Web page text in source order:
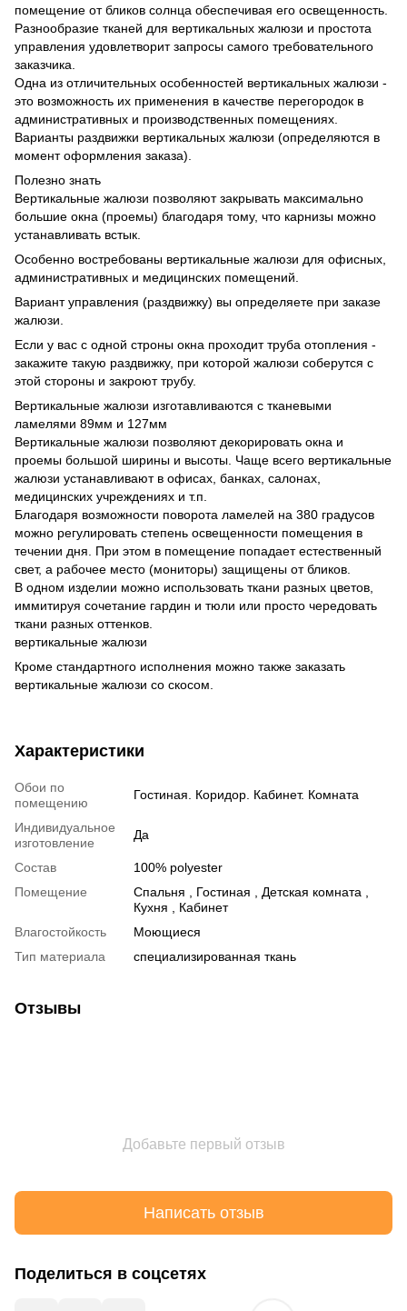
помещение от бликов солнца обеспечивая его освещенность.
Разнообразие тканей для вертикальных жалюзи и простота
управления удовлетворит запросы самого требовательного
заказчика.
Одна из отличительных особенностей вертикальных жалюзи -
это возможность их применения в качестве перегородок в
административных и производственных помещениях.
Варианты раздвижки вертикальных жалюзи (определяются в
момент оформления заказа).
Полезно знать
Вертикальные жалюзи позволяют закрывать максимально
большие окна (проемы) благодаря тому, что карнизы можно
устанавливать встык.
Особенно востребованы вертикальные жалюзи для офисных,
административных и медицинских помещений.
Вариант управления (раздвижку) вы определяете при заказе
жалюзи.
Если у вас с одной строны окна проходит труба отопления -
закажите такую раздвижку, при которой жалюзи соберутся с
этой стороны и закроют трубу.
Вертикальные жалюзи изготавливаются с тканевыми
ламелями 89мм и 127мм
Вертикальные жалюзи позволяют декорировать окна и
проемы большой ширины и высоты. Чаще всего вертикальные
жалюзи устанавливают в офисах, банках, салонах,
медицинских учреждениях и т.п.
Благодаря возможности поворота ламелей на 380 градусов
можно регулировать степень освещенности помещения в
течении дня. При этом в помещение попадает естественный
свет, а рабочее место (мониторы) защищены от бликов.
В одном изделии можно использовать ткани разных цветов,
иммитируя сочетание гардин и тюли или просто чередовать
ткани разных оттенков.
вертикальные жалюзи
Кроме стандартного исполнения можно также заказать
вертикальные жалюзи со скосом.
Характеристики
Обои по
помещению
Гостиная. Коридор. Кабинет. Комната
Индивидуальное
изготовление
Да
Состав
100% polyester
Помещение
Спальня , Гостиная , Детская комната ,
Кухня , Кабинет
Влагостойкость
Моющиеся
Тип материала
специализированная ткань
Отзывы
Добавьте первый отзыв
Написать отзыв
Поделиться в соцсетях